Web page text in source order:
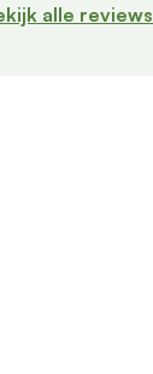
alle reviews